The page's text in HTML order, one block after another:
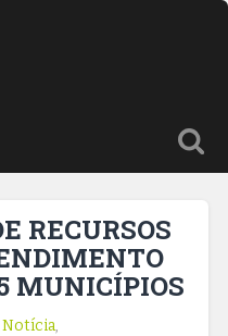
RECURSOS
MUNICÍPIOS
Notícia,